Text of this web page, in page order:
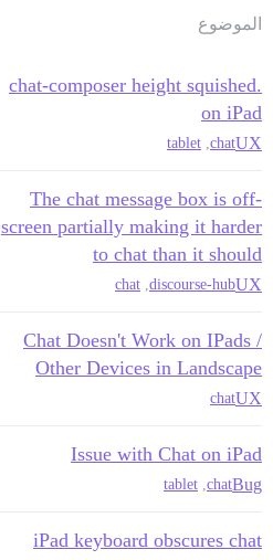
الموضوع
.chat-composer height squished
on iPad
UX
chat
,
tablet
The chat message box is off-
screen partially making it harder
to chat than it should
UX
discourse-hub
,
chat
Chat Doesn't Work on IPads /
Other Devices in Landscape
UX
chat
Issue with Chat on iPad
Bug
chat
,
tablet
iPad keyboard obscures chat